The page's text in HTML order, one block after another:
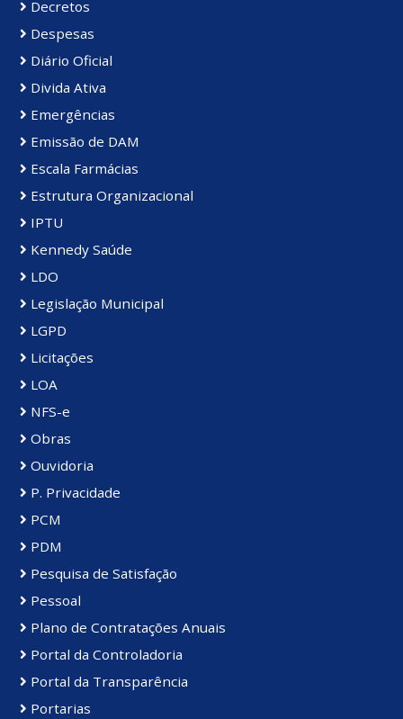
Decretos
Despesas
Diário Oficial
Divida Ativa
Emergências
Emissão de DAM
Escala Farmácias
Estrutura Organizacional
IPTU
Kennedy Saúde
LDO
Legislação Municipal
LGPD
Licitações
LOA
NFS-e
Obras
Ouvidoria
P. Privacidade
PCM
PDM
Pesquisa de Satisfação
Pessoal
Plano de Contratações Anuais
Portal da Controladoria
Portal da Transparência
Portarias